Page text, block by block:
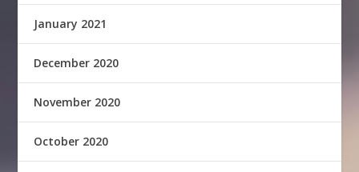
January 2021
December 2020
November 2020
October 2020